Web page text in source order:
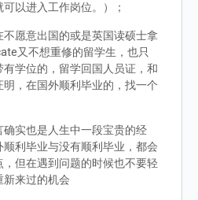
以进入工作岗位。）；
愿意出国的或是英国读硕士拿
又不想重修的留学生，也只
学位的，留学回国人员证，和
，在国外顺利毕业的，找一个
实也是人生中一段宝贵的经
顺利毕业与没有顺利毕业，都会
但在遇到问题的时候也不要轻
新来过的机会